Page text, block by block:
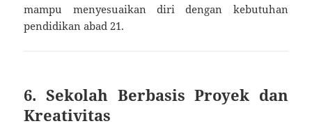
mampu menyesuaikan diri dengan kebutuhan
pendidikan abad 21.
6. Sekolah Berbasis Proyek dan
Kreativitas